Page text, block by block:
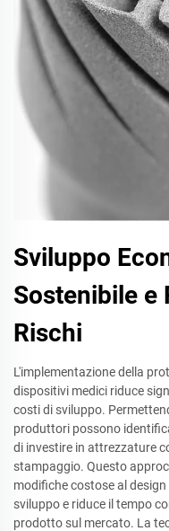
Sviluppo
Sostenibile e
Rischi
L'implementazione della
dispositivi medici riduce
costi di sviluppo.
produttori possono
di investire in attrezzature
stampaggio. Questo
modifiche costose al
sviluppo e riduce il tempo
prodotto sul mercato. La